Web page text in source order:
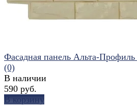
Фасадная панель Альта-
(0)
В наличии
590 руб.
В корзину